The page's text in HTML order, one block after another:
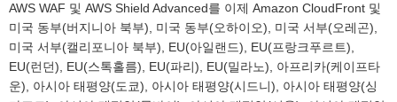
AWS WAF 및 AWS Shield Advanced를 이제 Amazon CloudFront 및
미국 동부(버지니아 북부), 미국 동부(오하이오), 미국 서부(오레곤),
미국 서부(캘리포니아 북부), EU(아일랜드), EU(프랑크푸르트),
EU(런던), EU(스톡홀름), EU(파리), EU(밀라노), 아프리카(케이프타
운), 아시아 태평양(도쿄), 아시아 태평양(시드니), 아시아 태평양(싱